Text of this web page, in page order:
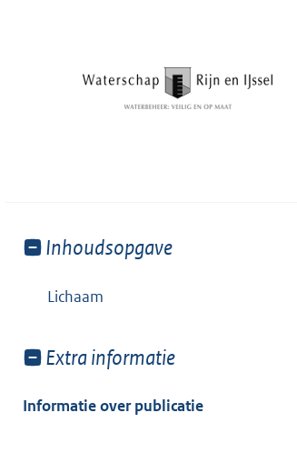
Toon
van:
Inhoudsopgave
Lichaam
Toon
van:
Extra informatie
Informatie over publicatie